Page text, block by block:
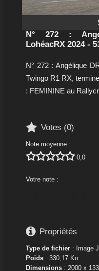
N° 272 :
LohéacRX 2024 -
N° 272 : Angélique
Twingo R1 RX,
: FEMININE au
 Votes (0)
Note moyenne :
 0,0
Votre note :
 Propriétés
Type de fichier: Image
Poids: 330,17 Ko
Dimensions: 2000 x